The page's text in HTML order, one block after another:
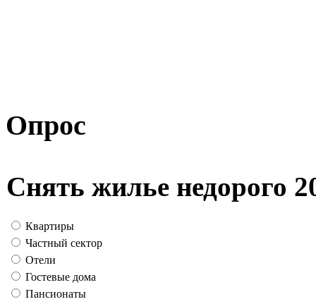
Опрос
Снять жилье недорого
Квартиры
Частный сектор
Отели
Гостевые дома
Пансионаты